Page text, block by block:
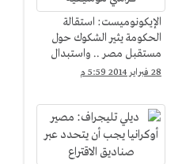
الإيكونوميست: استقالة
الحكومة يثير الشكوك حول
مستقبل مصر .. واستبدال
الببلاوي بمحلب لعبة
28 فبراير 2014 5:59 م